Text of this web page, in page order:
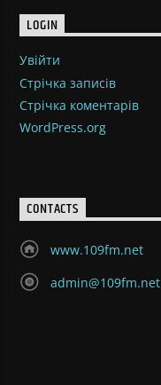
LOGIN
Увійти
Стрічка записів
Стрічка коментарів
WordPress.org
CONTACTS
www.109fm.net
admin@109fm.net